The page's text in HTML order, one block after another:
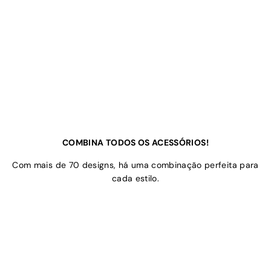
COMBINA TODOS OS ACESSÓRIOS!
Com mais de 70 designs, há uma combinação perfeita para
cada estilo.